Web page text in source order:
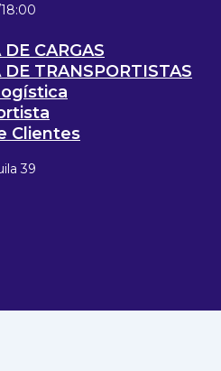
CARGAS
TRANSPORTISTAS
Clientes
39